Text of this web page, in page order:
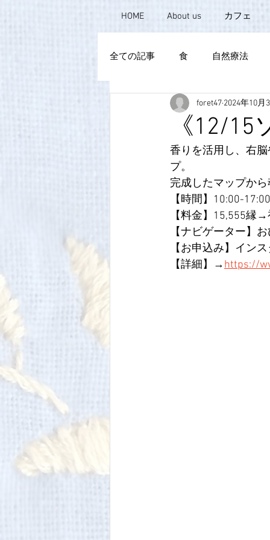
HOME About us カフェ
全ての記事 食 自然療法
《12/
foret47 2024年10月
香りを活用し、右
プ。
完成したマップか
【時間】10:00-17:00
【料金】15,555縁
【ナビゲーター】
【お申込み】イン
【詳細】→https://